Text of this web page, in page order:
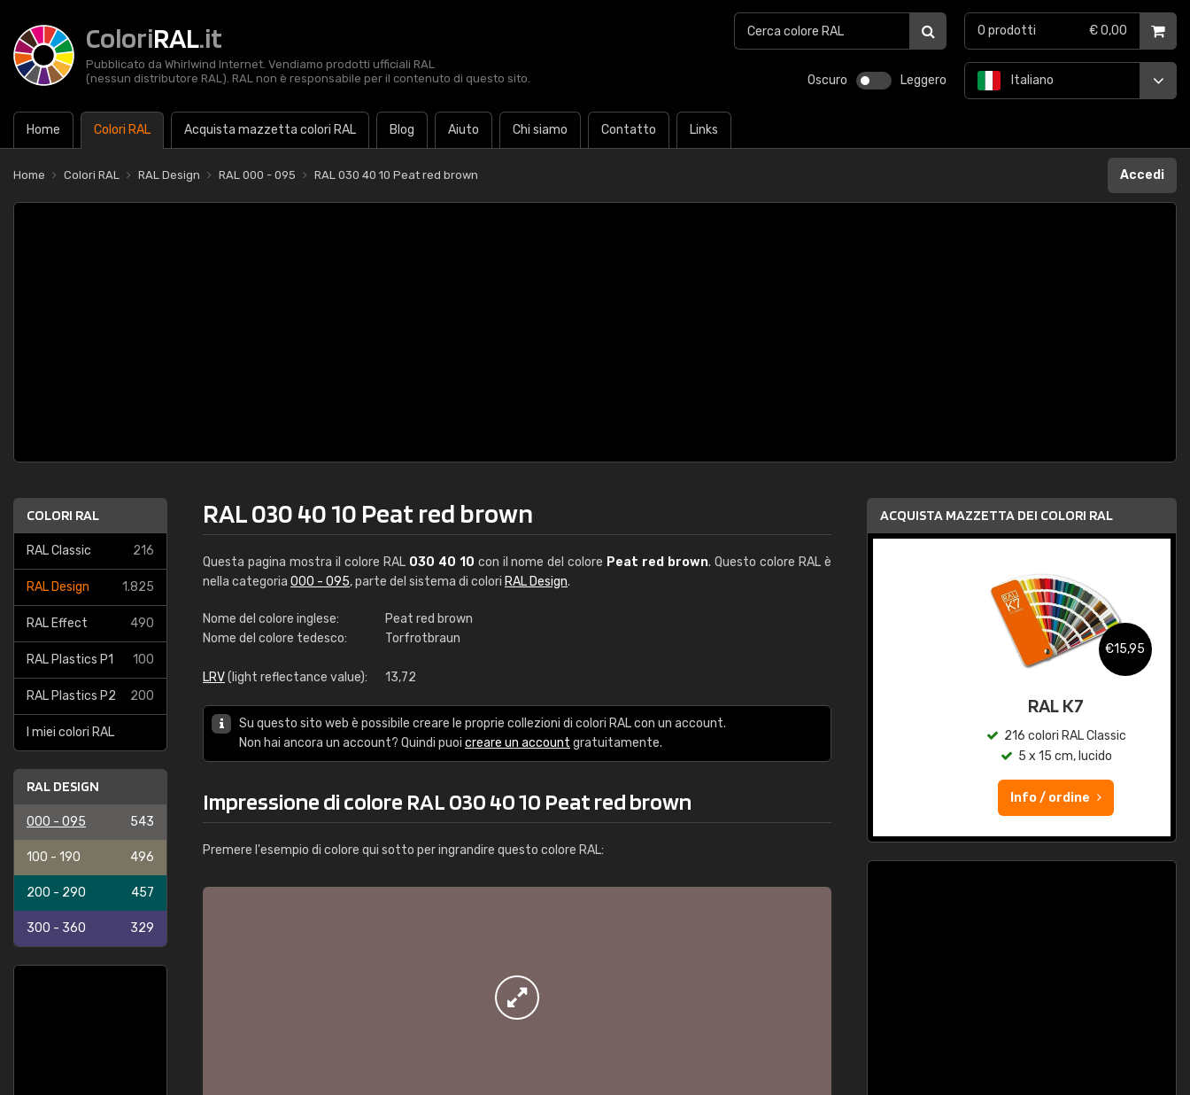
ColoriRAL.it
Pubblicato da Whirlwind Internet. Vendiamo prodotti ufficiali RAL
(nessun distributore RAL). RAL non è responsabile per il contenuto di questo sito.
Oscuro Leggero
Home Colori RAL Acquista mazzetta colori RAL Blog Aiuto Chi siamo Contatto Links
Italiano
0 prodotti € 0,00
Home Colori RAL RAL Design RAL 000 - 095 RAL 030 40 10 Peat red brown Accedi
COLORI RAL
RAL Classic 216
RAL Design 1.825
RAL Effect 490
RAL Plastics P1 100
RAL Plastics P2 200
I miei colori RAL
RAL DESIGN
000 - 095 543
100 - 190 496
200 - 290 457
300 - 360 329
RAL 030 40 10 Peat red brown
Questa pagina mostra il colore RAL 030 40 10 con il nome del colore Peat red brown. Questo colore RAL è
nella categoria 000 - 095, parte del sistema di colori RAL Design.
Nome del colore inglese:
Peat red brown
Nome del colore tedesco:
Torfrotbraun
LRV(light reflectance value): 13,72
Su questo sito web è possibile creare le proprie collezioni di colori RAL con un account.
Non hai ancora un account? Quindi puoi creare un account gratuitamente.
Impressione di colore RAL 030 40 10 Peat red brown
Premere l'esempio di colore qui sotto per ingrandire questo colore RAL:
ACQUISTA MAZZETTA DEI COLORI RAL
RAL K7 a base d'acqua
Info / ordine
€15,95
RAL K7
216 colori RAL Classic
5 x 15 cm, lucido
Info / ordine